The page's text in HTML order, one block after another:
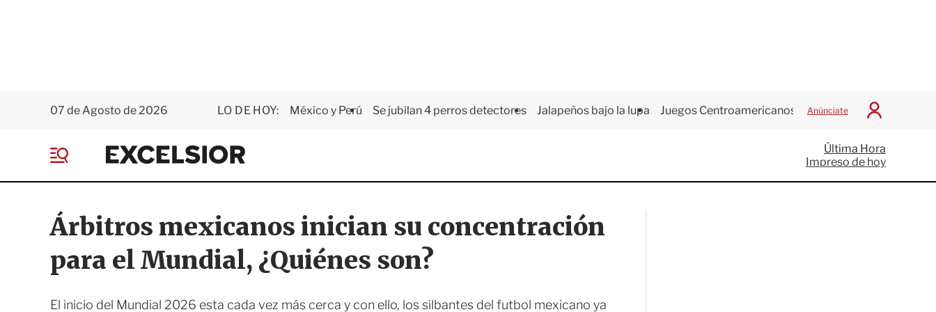
07 de Agosto de 2026 LO DE HOY: México y Perú Se jubilan 4 perros detectores Jalapeños bajo la lupa Juegos Centroamericanos Anúnciate
I
c
i
a
E
x
e
i
o
e
Última Hora
Impreso de hoy
Árbitros mexicanos inician su concentración
para el Mundial, ¿Quiénes son?
El inicio del Mundial 2026 esta cada vez más cerca y con ello, los silbantes del futbol mexicano ya